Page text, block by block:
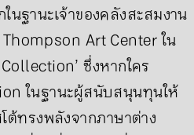
นฐานะเจ้าของคลังสะสมงาน
Art Center ใน
ซึ่งหากใคร
ในฐานะผู้สนับสนุนทุนให้
ต้ทรงพลังจากภาษาต่าง